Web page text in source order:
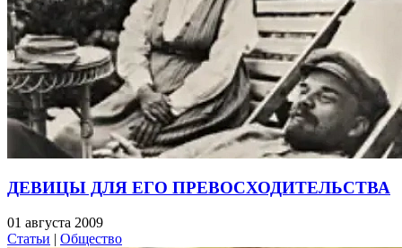
ДЕВИЦЫ ДЛЯ ЕГО ПРЕВОСХОДИТЕЛЬСТВА
01 августа 2009
Статьи | Общество